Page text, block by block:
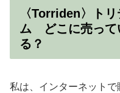
〈Torriden〉ト
ム どこに売って
る？
私は、インターネットで